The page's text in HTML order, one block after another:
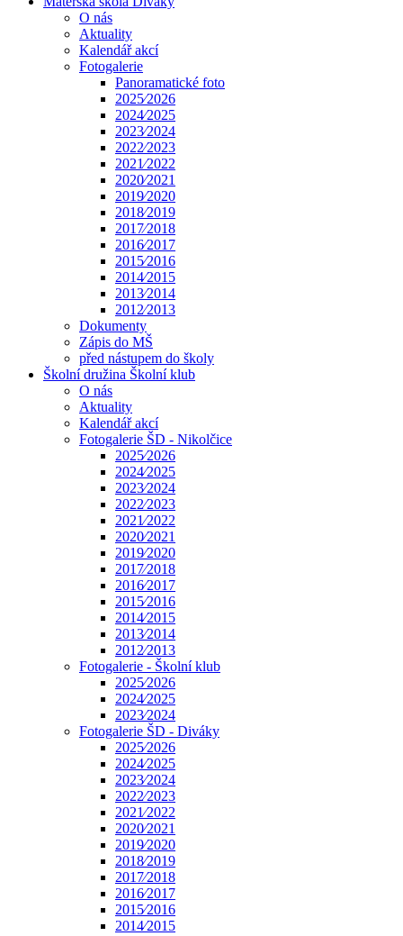
O nás
Aktuality
Kalendář akcí
Fotogalerie
Panoramatické foto
2025⁄2026
2024⁄2025
2023⁄2024
2022⁄2023
2021⁄2022
2020⁄2021
2019⁄2020
2018⁄2019
2017⁄2018
2016⁄2017
2015⁄2016
2014⁄2015
2013⁄2014
2012⁄2013
Dokumenty
Zápis do MŠ
před nástupem do školy
Školní družina Školní klub
O nás
Aktuality
Kalendář akcí
Fotogalerie ŠD - Nikolčice
2025⁄2026
2024⁄2025
2023⁄2024
2022⁄2023
2021⁄2022
2020⁄2021
2019⁄2020
2017⁄2018
2016⁄2017
2015⁄2016
2014⁄2015
2013⁄2014
2012⁄2013
Fotogalerie - Školní klub
2025⁄2026
2024⁄2025
2023⁄2024
Fotogalerie ŠD - Diváky
2025⁄2026
2024⁄2025
2023⁄2024
2022⁄2023
2021⁄2022
2020⁄2021
2019⁄2020
2018⁄2019
2017⁄2018
2016⁄2017
2015⁄2016
2014⁄2015